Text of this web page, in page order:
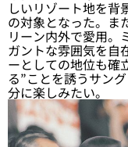
しいリゾート地を背
の対象となった。ま
リーン内外で愛用。
ガントな雰囲気を自
ーとしての地位も確
る”ことを誘うサン
分に楽しみたい。